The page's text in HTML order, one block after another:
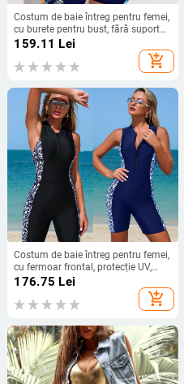
Costum de baie întreg pentru femei,
cu burete pentru bust, fără suport
metalic, material poliester 82%,
pentru înot și sporturi acvatice
159.11 Lei
add_shopping_cart
Costum de baie întreg pentru femei,
cu fermoar frontal, protecție UV,
burete la bust, pentru surfing și
176.75 Lei
add_shopping_cart